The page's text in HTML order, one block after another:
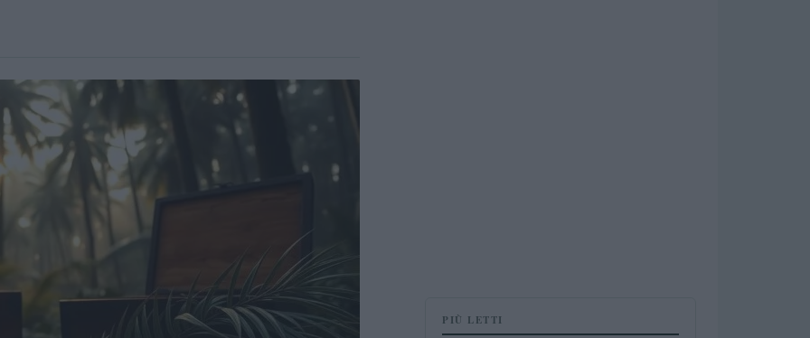
PIÙ LETTI